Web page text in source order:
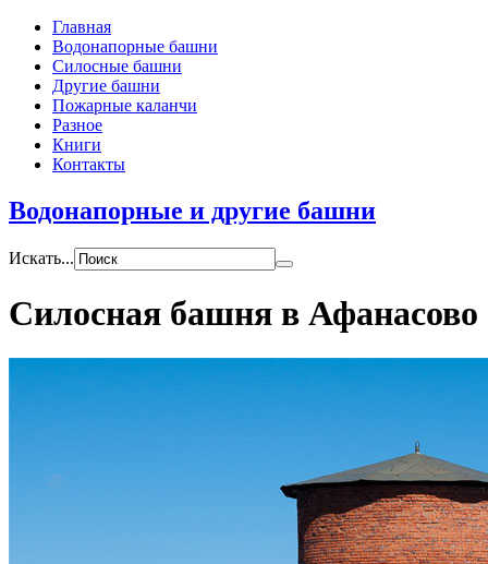
Главная
Водонапорные башни
Силосные башни
Другие башни
Пожарные каланчи
Разное
Книги
Контакты
Водонапорные и другие башни
Искать...
Силосная башня в Афанасово